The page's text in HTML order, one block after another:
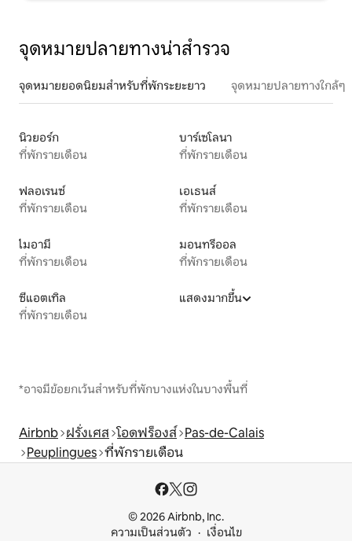
จุดหมายปลายทางน่าสำรวจ
จุดหมายยอดนิยมสำหรับที่พักระยะยาว จุดหมายปลายทางใกล้ๆ
นิวยอร์ก
ที่พักรายเดือน
บาร์เซโลนา
ที่พักรายเดือน
ฟลอเรนซ์
ที่พักรายเดือน
เอเธนส์
ที่พักรายเดือน
ไมอามี
ที่พักรายเดือน
มอนทรีออล
ที่พักรายเดือน
ซีแอตเทิล
ที่พักรายเดือน
แสดงมากขึ้น
*อาจมีข้อยกเว้นสำหรับที่พักบางแห่งในบางพื้นที่
Airbnb ฝรั่งเศส โอดฟร็องส์ Pas-de-Calais
Peuplingues ที่พักรายเดือน
© 2026 Airbnb, Inc.
ความเป็นส่วนตัว
เงื่อนไข